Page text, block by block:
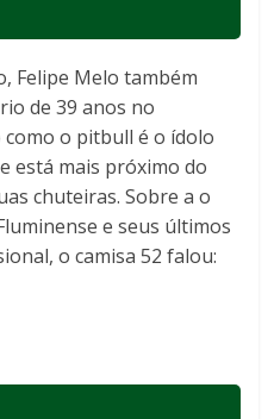
Felipe Melo também
de 39 anos no
o pitbull é o ídolo
está mais próximo do
chuteiras. Sobre a o
e seus últimos
o camisa 52 falou: